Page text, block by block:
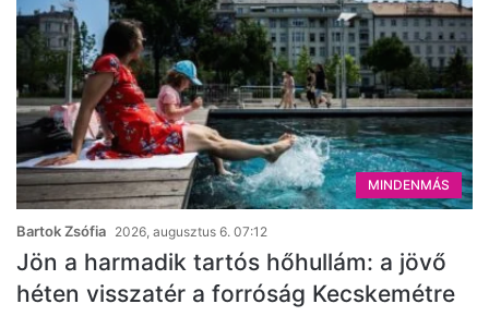
MINDENMÁS
Bartok Zsófia 2026, augusztus 6. 07:12
Jön a harmadik tartós hőhullám: a jövő
héten visszatér a forróság Kecskemétre